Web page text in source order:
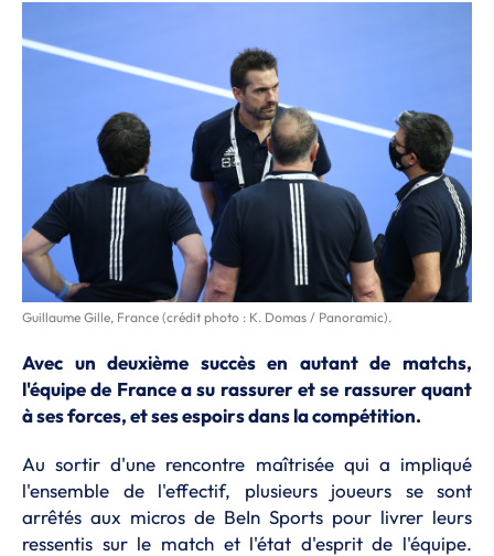
Guillaume Gille, France (crédit photo : K. Domas / Panoramic).
Avec un deuxième succès en autant de matchs,
l'équipe de France a su rassurer et se rassurer quant
à ses forces, et ses espoirs dans la compétition.
Au sortir d'une rencontre maîtrisée qui a impliqué
l'ensemble de l'effectif, plusieurs joueurs se sont
arrêtés aux micros de BeIn Sports pour livrer leurs
ressentis sur le match et l'état d'esprit de l'équipe.